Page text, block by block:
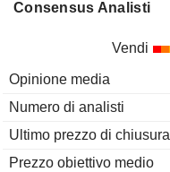
Consensus Analisti
Vendi
Opinione media
Numero di analisti
Ultimo prezzo di chiusura
Prezzo obiettivo medio